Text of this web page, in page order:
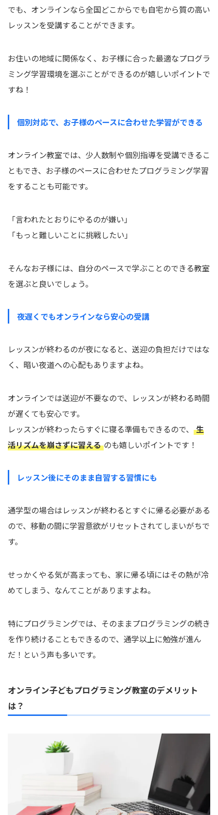
でも、オンラインなら全国どこからでも自宅から質の高い
レッスンを受講することができます。
お住いの地域に関係なく、お子様に合った最適なプログラ
ミング学習環境を選ぶことができるのが嬉しいポイントで
すね！
個別対応で、お子様のペースに合わせた学習ができる
オンライン教室では、少人数制や個別指導を受講できるこ
ともでき、お子様のペースに合わせたプログラミング学習
をすることも可能です。
「言われたとおりにやるのが嫌い」
「もっと難しいことに挑戦したい」
そんなお子様には、自分のペースで学ぶことのできる教室
を選ぶと良いでしょう。
夜遅くでもオンラインなら安心の受講
レッスンが終わるのが夜になると、送迎の負担だけではな
く、暗い夜道への心配もありますよね。
オンラインでは送迎が不要なので、レッスンが終わる時間
が遅くても安心です。
レッスンが終わったらすぐに寝る準備もできるので、
生
活リズムを崩さずに習える のも嬉しいポイントです！
レッスン後にそのまま自習する習慣にも
通学型の場合はレッスンが終わるとすぐに帰る必要がある
ので、移動の間に学習意欲がリセットされてしまいがちで
す。
せっかくやる気が高まっても、家に帰る頃にはその熱が冷
めてしまう、なんてことがありますよね。
特にプログラミングでは、そのままプログラミングの続き
を作り続けることもできるので、通学以上に勉強が進ん
だ！という声も多いです。
オンライン子どもプログラミング教室のデメリット
は？